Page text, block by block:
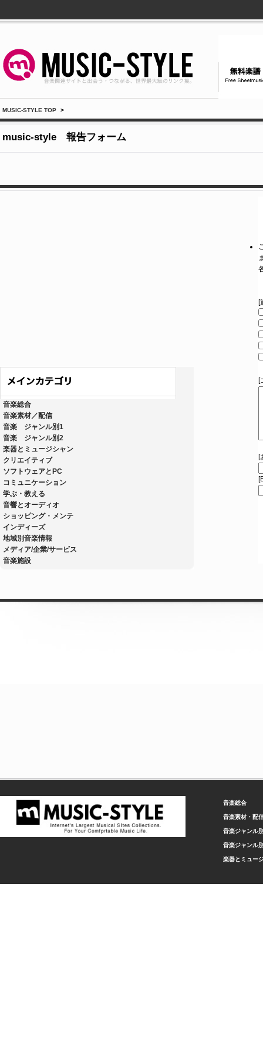
MUSIC-STYLE TOP >
music-style 報告フォーム
音楽総合
音楽素材／配信
音楽 ジャンル別1
音楽 ジャンル別2
楽器とミュージシャン
クリエイティブ
ソフトウェアとPC
コミュニケーション
学ぶ・教える
音響とオーディオ
ショッピング・メンテ
インディーズ
地域別音楽情報
メディア/企業/サービス
音楽施設
[
[
[
音楽総合
音楽素材・配
音楽ジャンル
音楽ジャンル
楽器とミュー